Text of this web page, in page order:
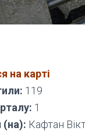
на карті
119
1
(на): Кафтан